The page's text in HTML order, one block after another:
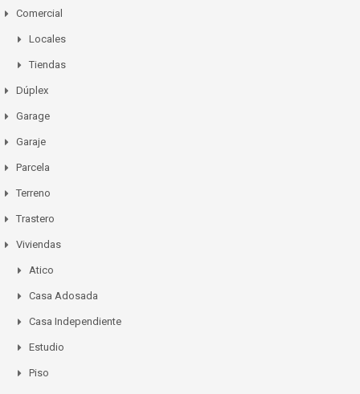
Comercial
Locales
Tiendas
Dúplex
Garage
Garaje
Parcela
Terreno
Trastero
Viviendas
Atico
Casa Adosada
Casa Independiente
Estudio
Piso